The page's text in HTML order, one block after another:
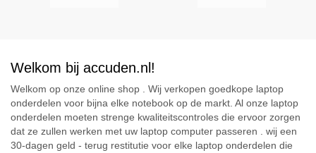
Welkom bij accuden.nl!
Welkom op onze online shop . Wij verkopen goedkope laptop
onderdelen voor bijna elke notebook op de markt. Al onze laptop
onderdelen moeten strenge kwaliteitscontroles die ervoor zorgen
dat ze zullen werken met uw laptop computer passeren . wij een
30-dagen geld - terug restitutie voor elke laptop onderdelen die